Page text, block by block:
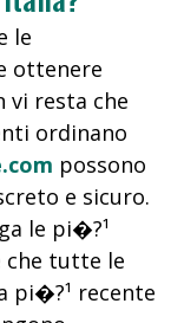
le
ottenere
vi resta che
ordinano
possono
e sicuro.
le pi�?¹
che tutte le
pi�?¹ recente